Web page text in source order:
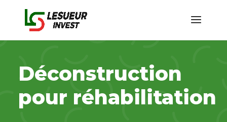
Déconstruction
pour réhabilitation